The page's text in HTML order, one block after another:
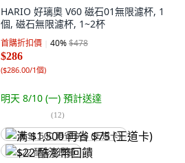
HARIO 好璃奧 V60 磁石01無限濾杯, 1
個, 磁石無限濾杯, 1~2杯
首購折扣價 40%$478
$286
($286.00/1個)
明天 8/10 (一) 預計送達
(12)
满 $1,500 再省 $75 (王道卡)
$22 酷澎幣回饋